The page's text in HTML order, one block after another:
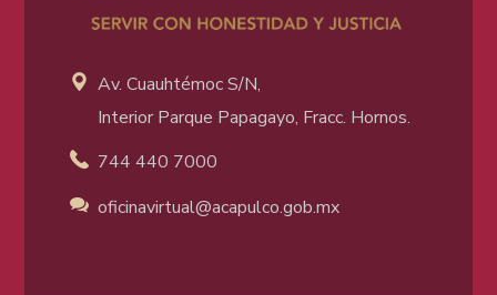
Av. Cuauhtémoc S/N,
Interior Parque Papagayo, Fracc. Hornos.
744 440 7000
oficinavirtual@acapulco.gob.mx